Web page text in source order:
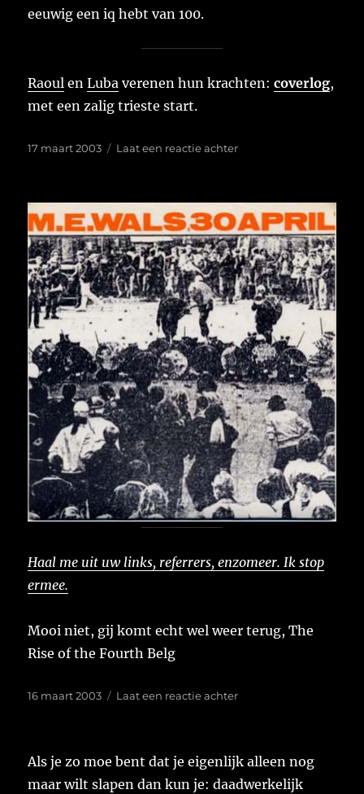
eeuwig een iq hebt van 100.
Raoul enLuba verenen hun krachten:coverlog,
met een zalig trieste start.
Geplaatst
17 maart 2003 Laat een reactie achterop
Haal me uit uw links, referrers, enzomeer. Ik stop
ermee.
Mooi niet, gij komt echt wel weer terug, The
Rise of the Fourth Belg
Geplaatst
16 maart 2003 Laat een reactie achterop
Als je zo moe bent dat je eigenlijk alleen nog
maar wilt slapen dan kun je: daadwerkelijk